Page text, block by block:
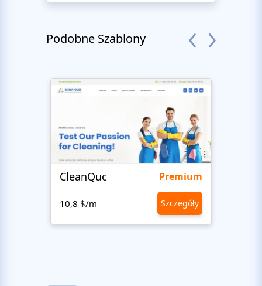
Podobne Szablony
CleanQuc Premium
10,8 $/m Szczegóły